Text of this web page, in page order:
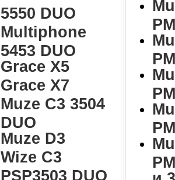
5550 DUO
Multiphone
5453 DUO
Grace X5
Grace X7
Muze C3 3504
DUO
Muze D3
Wize C3
PSP3503 DUO
и